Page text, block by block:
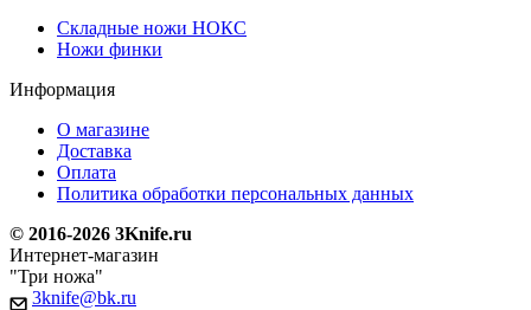
Складные ножи НОКС
Ножи финки
Информация
О магазине
Доставка
Оплата
Политика обработки персональных данных
© 2016-2026 3Knife.ru
Интернет-магазин
"Три ножа"
3knife@bk.ru